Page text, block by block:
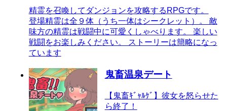
精霊を召喚してダンジョンを攻略するRPGです。
登場精霊は全９体（うち一体はシークレット）。 敵
味方の精霊は戦闘中に可愛くしゃべります。 楽しい
戦闘をお楽しみください。 ストーリーは簡略になっ
ています
鬼畜温泉デート
【鬼畜ｷﾞｬﾙｹﾞ】彼女を怒らせた
ら終了！